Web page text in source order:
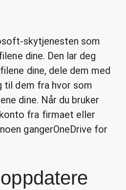
skytjenesten som
dine. Den lar deg
dine, dele dem med
til dem fra hvor som
dine. Når du bruker
fra firmaet eller
gangerOneDrive for